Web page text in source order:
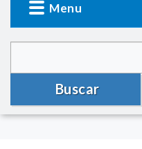
Menu
Buscar